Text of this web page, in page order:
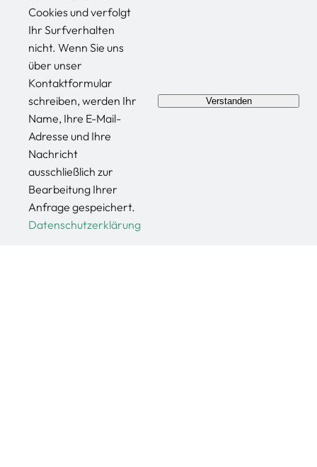
Cookies und verfolgt
Ihr Surfverhalten
nicht. Wenn Sie uns
über unser
Kontaktformular
schreiben, werden Ihr
Name, Ihre E-Mail-
Adresse und Ihre
Nachricht
ausschließlich zur
Bearbeitung Ihrer
Anfrage gespeichert.
Datenschutzerklärung
Verstanden